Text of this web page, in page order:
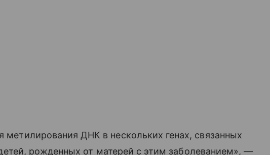
ДНК в нескольких генах, связанных
рожденных от матерей с этим заболеванием», —